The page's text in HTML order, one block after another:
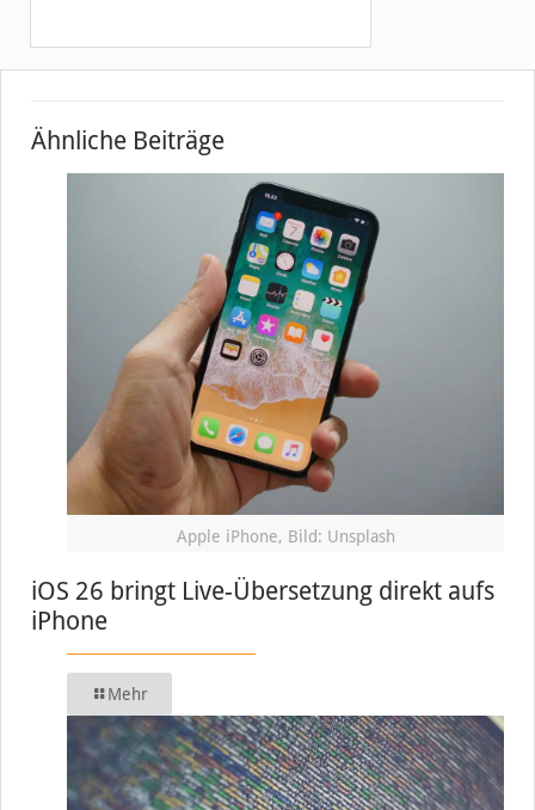
Ähnliche Beiträge
Apple iPhone, Bild: Unsplash
iOS 26 bringt Live-Übersetzung direkt aufs
iPhone
Mehr